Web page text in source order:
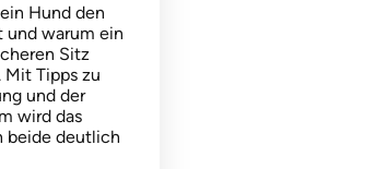
Hund den
und warum ein
Sitz
Mit Tipps zu
und der
wird das
beide deutlich